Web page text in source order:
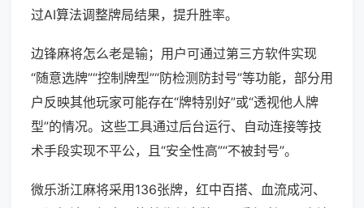
过AI算法调整牌局结果，提升胜率。
边锋麻将怎么老是输；用户可通过第三方软件实现
“随意选牌”“控制牌型”“防检测防封号”等功能，部分用
户反映其他玩家可能存在“牌特别好”或“透视他人牌
型”的情况。这些工具通过后台运行、自动连接等技
术手段实现不平公，且“安全性高”“不被封号”。
微乐浙江麻将采用136张牌，红中百搭、血流成河、